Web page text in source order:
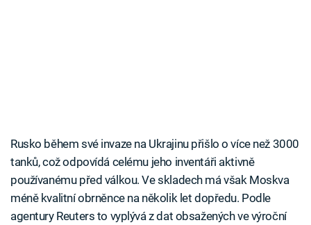
Rusko během své invaze na Ukrajinu přišlo o více než 3000
tanků, což odpovídá celému jeho inventáři aktivně
používanému před válkou. Ve skladech má však Moskva
méně kvalitní obrněnce na několik let dopředu. Podle
agentury Reuters to vyplývá z dat obsažených ve výroční